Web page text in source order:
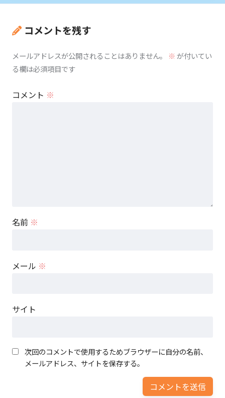
コメントを残す
メールアドレスが公開されることはありません。 ※が付いてい
る欄は必須項目です
コメント ※
名前 ※
メール ※
サイト
次回のコメントで使用するためブラウザーに自分の名前、
メールアドレス、サイトを保存する。